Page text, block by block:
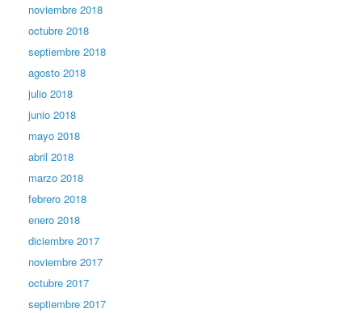
noviembre 2018
octubre 2018
septiembre 2018
agosto 2018
julio 2018
junio 2018
mayo 2018
abril 2018
marzo 2018
febrero 2018
enero 2018
diciembre 2017
noviembre 2017
octubre 2017
septiembre 2017